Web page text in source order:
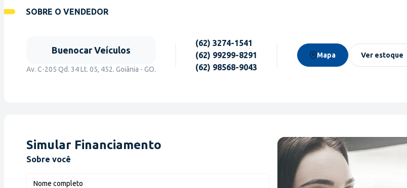
SOBRE O VENDEDOR
Buenocar Veículos
Av. C-205 Qd. 34 Lt. 05, 452. Goiânia - GO.
(62) 3274-1541
(62) 99299-8291
(62) 98568-9043
Mapa Ver estoque
Simular Financiamento
Sobre você
Nome completo